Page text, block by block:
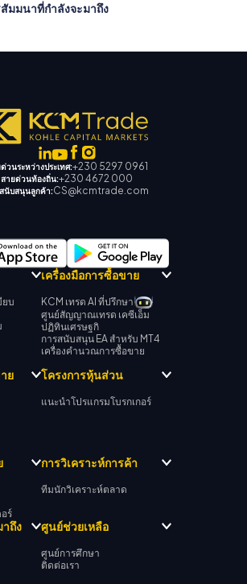
มมนาที่กำลังจะมาถึง
วนระหว่างประเทศ:+230 5297 0961
สายด่วนท้องถิ่น:+230 4672 000
นับสนุนลูกค้า:CS@kcmtrade.com
ยบ
เครื่องมือการซื้อขาย
KCM เทรด AI ที่ปรึกษา
ศูนย์สัญญาณเทรด เคซีเอ็ม
ปฏิทินเศรษฐกิ
การสนับสนุน EA สำหรับ MT4
เครื่องคำนวณการซื้อขาย
ย โครงการหุ้นส่วน
แนะนำโปรแกรมโบรกเกอร์
ร์
การวิเคราะห์การค้า
ทีมนักวิเคราะห์ตลาด
ถึง ศูนย์ช่วยเหลือ
ศูนย์การศึกษา
ติดต่อเรา